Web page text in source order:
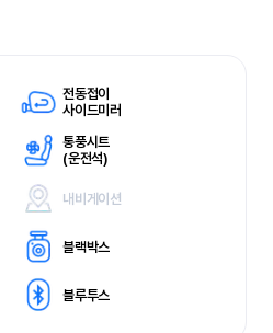
전동접이
사이드미러
통풍시트
(운전석)
내비게이션
블랙박스
블루투스